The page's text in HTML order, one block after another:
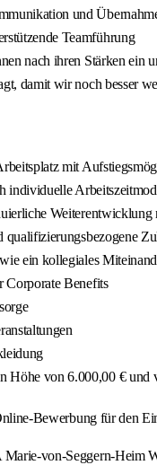
und
Teamführung
nach ihren Stärken ein
damit wir noch besser
mit
individuelle
Weiterentwicklung
qualifizierungsbezogene
ein kollegiales
Corporate Benefits
Höhe von 6.000,00 € und
Bewerbung für den
von-Seggern-Heim